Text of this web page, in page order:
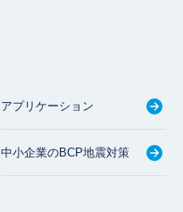
アプリケーション
中小企業のBCP地震対策